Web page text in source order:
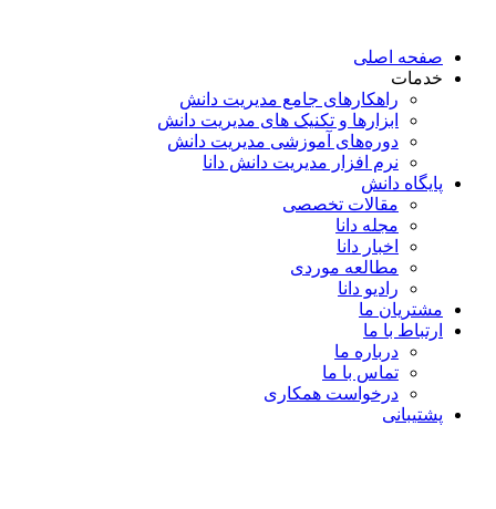
محتوا
صفحه اصلی
خدمات
راهکارهای جامع مدیریت دانش
ابزارها و تکنیک‌ های مدیریت دانش
دوره‌های آموزشی مدیریت دانش
نرم افزار مدیریت دانش دانا
پایگاه دانش
مقالات تخصصی
مجله دانا
اخبار دانا
مطالعه موردی
رادیو دانا
مشتریان ما
ارتباط با ما
درباره ما
تماس با ما
درخواست همکاری
پشتیبانی